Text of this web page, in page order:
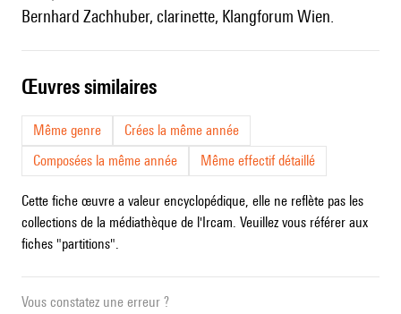
Bernhard Zachhuber, clarinette, Klangforum Wien.
œuvres similaires
Même genre
Crées la même année
Composées la même année
Même effectif détaillé
Cette fiche œuvre a valeur encyclopédique, elle ne reflète pas les
collections de la médiathèque de l'Ircam. Veuillez vous référer aux
fiches "partitions".
Vous constatez une erreur ?